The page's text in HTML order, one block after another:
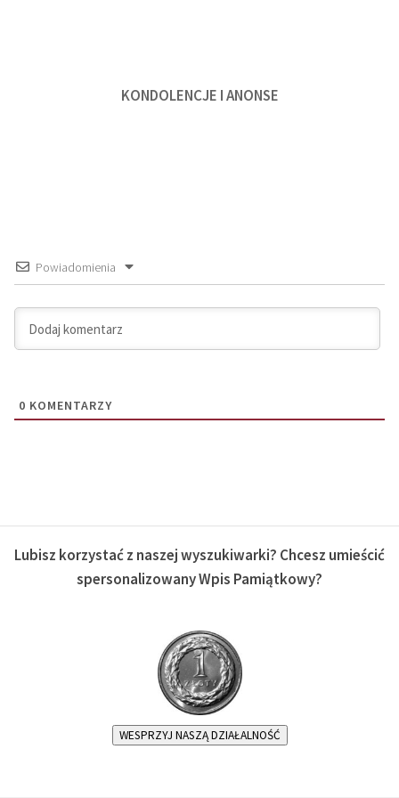
KONDOLENCJE I ANONSE
Powiadomienia
0 KOMENTARZY
Lubisz korzystać z naszej wyszukiwarki? Chcesz umieścić
spersonalizowany Wpis Pamiątkowy?
WESPRZYJ NASZĄ DZIAŁALNOŚĆ